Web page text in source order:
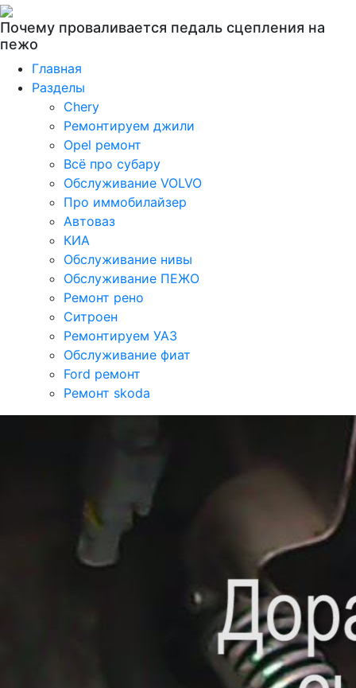
Почему проваливается педаль сцепления на
пежо
Главная
Разделы
Chery
Ремонтируем джили
Opel ремонт
Всё про субару
Обслуживание VOLVO
Про иммобилайзер
Автоваз
КИА
Обслуживание нивы
Обслуживание ПЕЖО
Ремонт рено
Ситроен
Ремонтируем УАЗ
Обслуживание фиат
Ford ремонт
Ремонт skoda